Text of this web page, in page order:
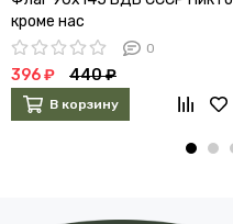
кроме нас
0
396 ₽ 440 ₽
В корзину